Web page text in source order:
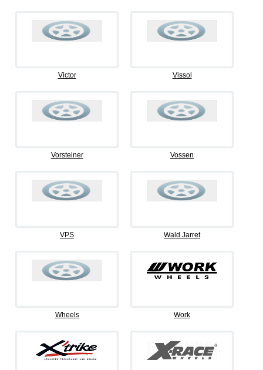
Victor Vissol
Vorsteiner Vossen
VPS Wald Jarret
Wheels Work